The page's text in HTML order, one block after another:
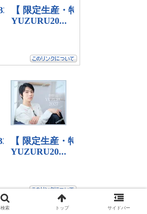
検索 トップ サイドバー